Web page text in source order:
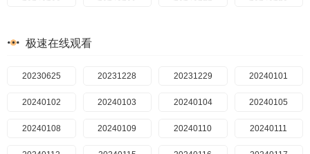
20240625
20240701 20240702 20240703 20240704
20240705 20240708 20240709 20240710
20240711 20240712 20240715 20240716
20260217
20260221 20260222 20260223 20260224
20260225 20260226 20260227 20260228
20260301 20260302 20260303 20260304
20240222
20240228 20240229 20240301 20240304
20240305 20240306 20240307 20240308
20240311 20240312 20240313 20240314
极速在线观看
20230625 20231228 20231229 20240101
20240102 20240103 20240104 20240105
20240108 20240109 20240110 20240111